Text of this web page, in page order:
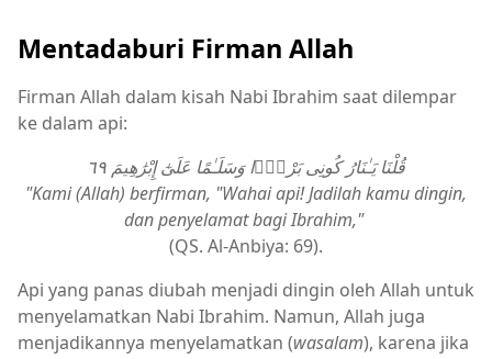
Mentadaburi Firman Allah
Firman Allah dalam kisah Nabi Ibrahim saat dilempar
ke dalam api:
قُلْنَا يَـٰنَارُ كُونِى بَرْدًۭا وَسَلَـٰمًا عَلَىٰٓ إِبْرَٰهِيمَ ٦٩
"Kami (Allah) berfirman, "Wahai api! Jadilah kamu dingin,
dan penyelamat bagi Ibrahim,"
(QS. Al-Anbiya: 69).
Api yang panas diubah menjadi dingin oleh Allah untuk
menyelamatkan Nabi Ibrahim. Namun, Allah juga
menjadikannya menyelamatkan (wasalam), karena jika